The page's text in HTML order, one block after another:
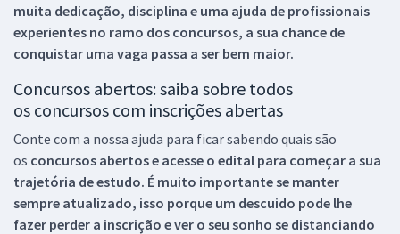
muita dedicação, disciplina e uma ajuda de profissionais
experientes no ramo dos concursos, a sua chance de
conquistar uma vaga passa a ser bem maior.
Concursos abertos: saiba sobre todos
os concursos com inscrições abertas
Conte com a nossa ajuda para ficar sabendo quais são
os concursos abertos e acesse o edital para começar a sua
trajetória de estudo. É muito importante se manter
sempre atualizado, isso porque um descuido pode lhe
fazer perder a inscrição e ver o seu sonho se distanciando